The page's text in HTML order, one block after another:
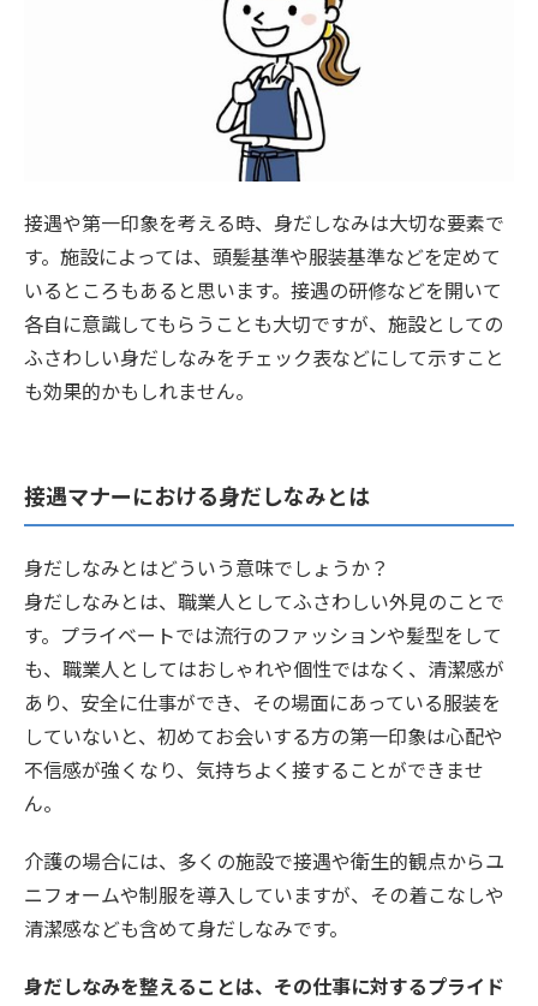
接遇や第一印象を考える時、身だしなみは大切な要素で
す。施設によっては、頭髪基準や服装基準などを定めて
いるところもあると思います。接遇の研修などを開いて
各自に意識してもらうことも大切ですが、施設としての
ふさわしい身だしなみをチェック表などにして示すこと
も効果的かもしれません。
接遇マナーにおける身だしなみとは
身だしなみとはどういう意味でしょうか？
身だしなみとは、職業人としてふさわしい外見のことで
す。プライベートでは流行のファッションや髪型をして
も、職業人としてはおしゃれや個性ではなく、清潔感が
あり、安全に仕事ができ、その場面にあっている服装を
していないと、初めてお会いする方の第一印象は心配や
不信感が強くなり、気持ちよく接することができませ
ん。
介護の場合には、多くの施設で接遇や衛生的観点からユ
ニフォームや制服を導入していますが、その着こなしや
清潔感なども含めて身だしなみです。
身だしなみを整えることは、その仕事に対するプライド